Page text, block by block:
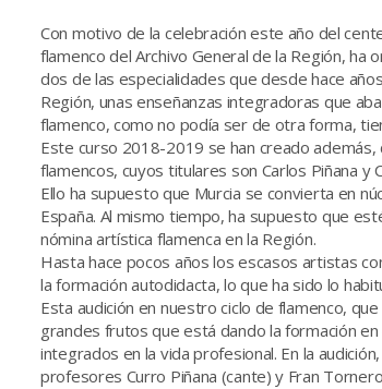
Con motivo de la celebración este año del
flamenco del Archivo General de la Región, ha
dos de las especialidades que desde hace
Región, unas enseñanzas integradoras que
flamenco, como no podía ser de otra forma,
Este curso 2018-2019 se han creado
flamencos, cuyos titulares son Carlos Piñana
Ello ha supuesto que Murcia se convierta en
España. Al mismo tiempo, ha supuesto que
nómina artística flamenca en la Región.
Hasta hace pocos años los escasos artistas
la formación autodidacta, lo que ha sido lo
Esta audición en nuestro ciclo de flamenco,
grandes frutos que está dando la formación
integrados en la vida profesional. En la
profesores Curro Piñana (cante) y Fran